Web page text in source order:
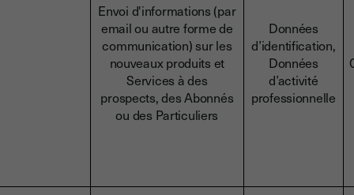
Envoi d'informations (par
email ou autre forme de
communication) sur les
nouveaux produits et
Services à des
prospects, des Abonnés
ou des Particuliers
Données
d’identification,
Données
d’activité
professionnelle